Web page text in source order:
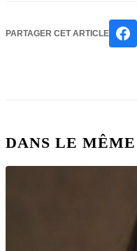
PARTAGER CET ARTICLE
DANS LE